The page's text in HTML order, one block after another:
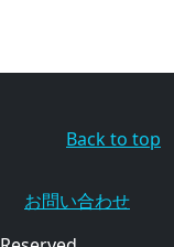
Back to top
お問い合わせ